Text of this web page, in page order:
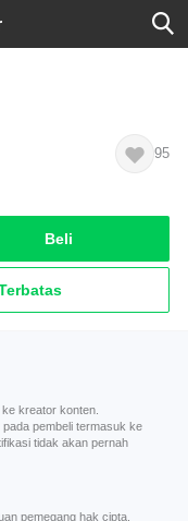
95
Beli
kreator konten.
pembeli termasuk ke
tidak akan pernah
pemegang hak cipta.